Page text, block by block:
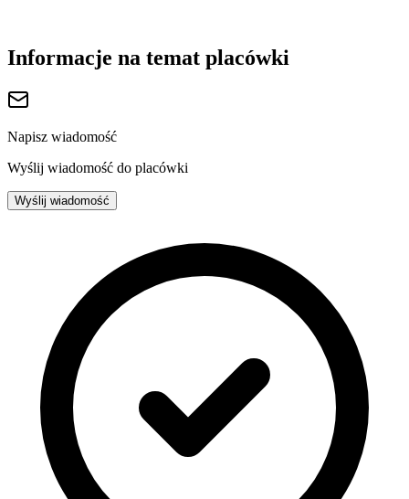
Informacje na temat placówki
Napisz wiadomość
Wyślij wiadomość do placówki
Wyślij wiadomość